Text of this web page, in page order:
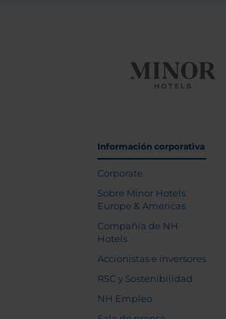
Información corporativa
Corporate
Sobre Minor Hotels
Europe & Americas
Compañía de NH
Hotels
Accionistas e inversores
RSC y Sostenibilidad
NH Empleo